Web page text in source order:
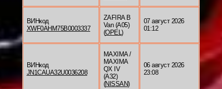
ВИНкод
XWF0AHM75B0003337
ZAFIRA B
Van (A05)
(OPEL)
07 август 2026
01:12
ВИНкод
JN1CAUA32U0036208
MAXIMA /
MAXIMA
QX IV
(A32)
(NISSAN)
06 август 2026
23:08